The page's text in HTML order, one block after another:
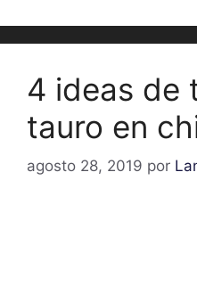
4 ideas de
tauro en
agosto 28, 2019 por